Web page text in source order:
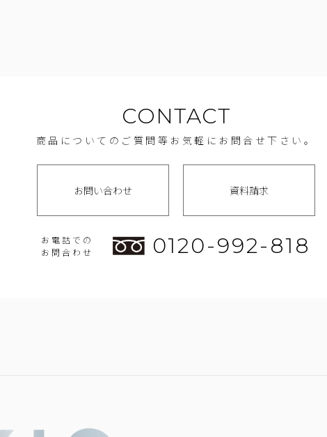
CONTACT
商品についてのご質問等お気軽にお問合せ下さい。
お問い合わせ 資料請求
お電話での
お問合わせ
0120-992-818